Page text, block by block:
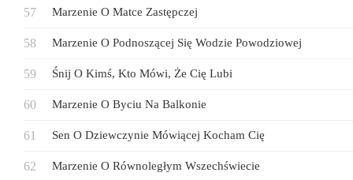
Marzenie O Matce Zastępczej
Marzenie O Podnoszącej Się Wodzie Powodziowej
Śnij O Kimś, Kto Mówi, Że Cię Lubi
Marzenie O Byciu Na Balkonie
Sen O Dziewczynie Mówiącej Kocham Cię
Marzenie O Równoległym Wszechświecie